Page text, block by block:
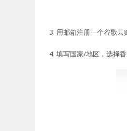
3. 用邮箱注册一个谷歌云
4. 填写国家/地区，选择香